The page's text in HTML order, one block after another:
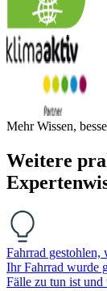
Mehr Wissen,
Weitere
Fahrrad gestohlen,
Ihr Fahrrad wurde
Fälle zu tun ist und